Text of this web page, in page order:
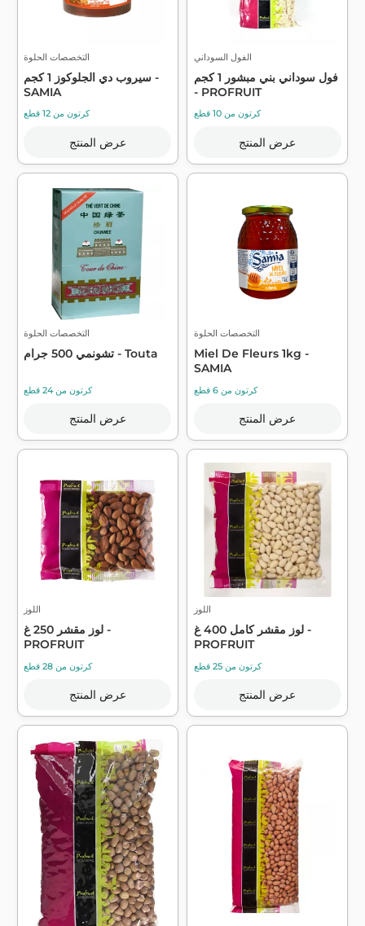
التخصصات الحلوة
سيروب دي الجلوكوز 1 كجم -
SAMIA
كرتون من 12 قطع
عرض المنتج
الفول السوداني
فول سوداني بني مبشور 1 كجم
- PROFRUIT
كرتون من 10 قطع
عرض المنتج
التخصصات الحلوة
تشونمي 500 جرام - Touta
كرتون من 24 قطع
عرض المنتج
التخصصات الحلوة
Miel De Fleurs 1kg -
SAMIA
كرتون من 6 قطع
عرض المنتج
اللوز
لوز مقشر 250 غ -
PROFRUIT
كرتون من 28 قطع
عرض المنتج
اللوز
لوز مقشر كامل 400 غ -
PROFRUIT
كرتون من 25 قطع
عرض المنتج